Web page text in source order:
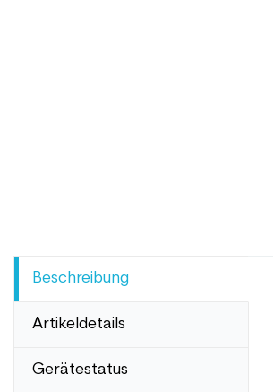
Beschreibung
Artikeldetails
Gerätestatus